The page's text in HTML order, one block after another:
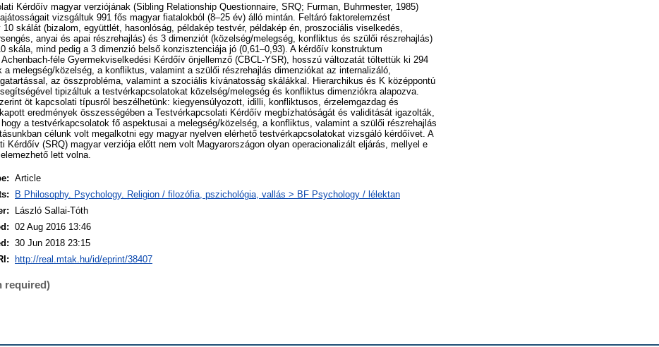
Kérdőív magyar verziójának (Sibling Relationship Questionnaire, SRQ; Furman, Buhrmester, 1985)
vizsgáltuk 991 fős magyar fiatalokból (8–25 év) álló mintán. Feltáró faktorelemzést
skálát (bizalom, együttlét, hasonlóság, példakép testvér, példakép én, proszociális viselkedés,
anyai és apai részrehajlás) és 3 dimenziót (közelség/melegség, konfliktus és szülői részrehajlás)
skála, mind pedig a 3 dimenzió belső konzisztenciája jó (0,61–0,93). A kérdőív konstruktum
féle Gyermekviselkedési Kérdőív önjellemző (CBCL-YSR), hosszú változatát töltettük ki 294
a melegség/közelség, a konfliktus, valamint a szülői részrehajlás dimenziókat az internalizáló,
az összprobléma, valamint a szociális kívánatosság skálákkal. Hierarchikus és K középpontú
tipizáltuk a testvérkapcsolatokat közelség/melegség és konfliktus dimenziókra alapozva.
öt kapcsolati típusról beszélhetünk: kiegyensúlyozott, idilli, konfliktusos, érzelemgazdag és
eredmények összességében a Testvérkapcsolati Kérdőív megbízhatóságát és validitását igazolták,
a testvérkapcsolatok fő aspektusai a melegség/közelség, a konfliktus, valamint a szülői részrehajlás
célunk volt megalkotni egy magyar nyelven elérhető testvérkapcsolatokat vizsgáló kérdőívet. A
Kérdőív (SRQ) magyar verziója előtt nem volt Magyarországon olyan operacionalizált eljárás, mellyel e
lett volna.
Article
B Philosophy. Psychology. Religion / filozófia, pszichológia, vallás > BF Psychology / lélektan
László Sallai-Tóth
02 Aug 2016 13:46
30 Jun 2018 23:15
http://real.mtak.hu/id/eprint/38407
required)